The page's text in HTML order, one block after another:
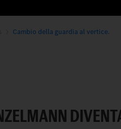
Cambio della guardia al vertice.